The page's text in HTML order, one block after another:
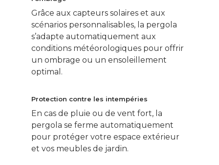
Grâce aux capteurs solaires et aux
scénarios personnalisables, la pergola
s’adapte automatiquement aux
conditions météorologiques pour offrir
un ombrage ou un ensoleillement
optimal.
Protection contre les intempéries
En cas de pluie ou de vent fort, la
pergola se ferme automatiquement
pour protéger votre espace extérieur
et vos meubles de jardin.